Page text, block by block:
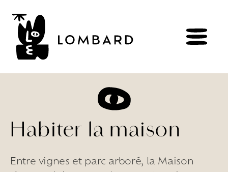
RÉSERVER BOUTIQUE
Explorer les vins
Habiter la maison
Entre vignes et parc arboré, la Maison